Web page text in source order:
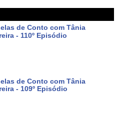
de Conto com Tânia
- 110º Episódio
de Conto com Tânia
- 109º Episódio